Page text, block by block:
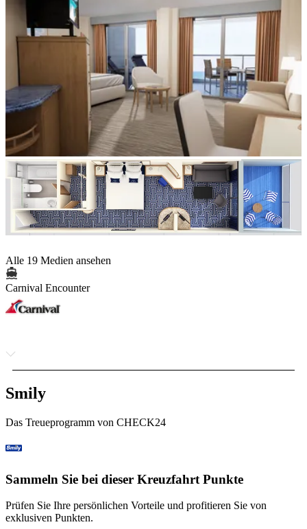
Alle 19 Medien ansehen
Carnival Encounter
Smily
Das Treueprogramm von CHECK24
Sammeln Sie bei dieser Kreuzfahrt Punkte
Prüfen Sie Ihre persönlichen Vorteile und profitieren Sie von
exklusiven Punkten.